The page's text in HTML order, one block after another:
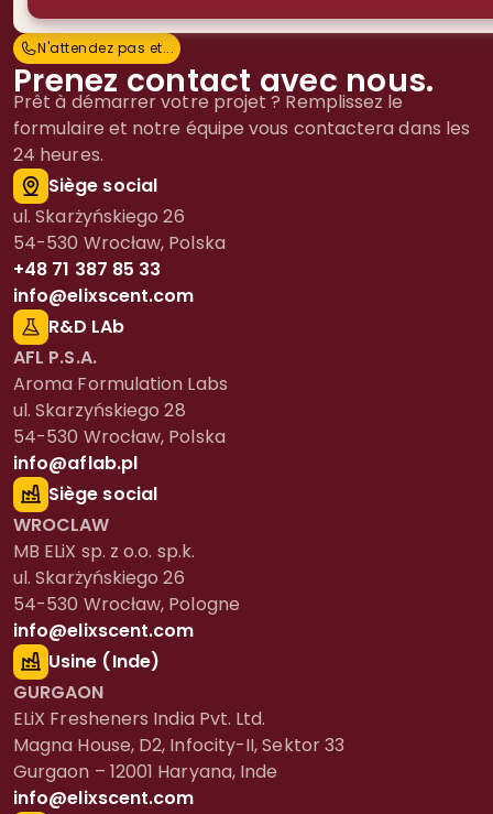
N'attendez pas et...
N'attendez pas et...
Prenez contact avec nous.
Prêt à démarrer votre projet ? Remplissez le
formulaire et notre équipe vous contactera dans les
24 heures.
Siège social
ul. Skarżyńskiego 26
54-530 Wrocław, Polska
+48 71 387 85 33
info@elixscent.com
R&D LAb
AFL P.S.A.
Aroma Formulation Labs
ul. Skarzyńskiego 28
54-530 Wrocław, Polska
info@aflab.pl
Siège social
WROCLAW
MB ELiX sp. z o.o. sp.k.
ul. Skarżyńskiego 26
54-530 Wrocław, Pologne
info@elixscent.com
Usine (Inde)
GURGAON
ELiX Fresheners India Pvt. Ltd.
Magna House, D2, Infocity-II, Sektor 33
Gurgaon – 12001 Haryana, Inde
info@elixscent.com